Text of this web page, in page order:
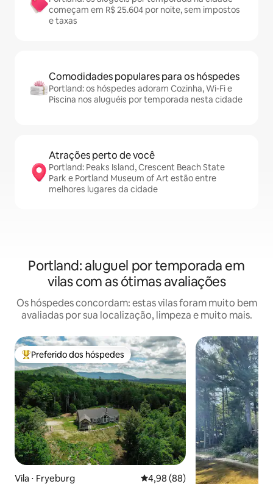
começam em R$ 25.604 por noite, sem impostos
e taxas
Comodidades populares para os hóspedes
Portland: os hóspedes adoram Cozinha, Wi-Fi e
Piscina nos aluguéis por temporada nesta cidade
Atrações perto de você
Portland: Peaks Island, Crescent Beach State
Park e Portland Museum of Art estão entre
melhores lugares da cidade
Portland: aluguel por temporada em
vilas com as ótimas avaliações
Os hóspedes concordam: estas vilas foram muito bem
avaliadas por sua localização, limpeza e muito mais.
Entre os melhores preferidos dos hóspedes
Preferido dos hóspedes
Vila ⋅ Fryeburg 4,98 de uma avaliação média
4,98 (88)